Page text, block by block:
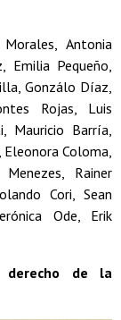
Antonia
Emilia Pequeño,
Gonzálo Díaz,
Rojas, Luis
Mauricio Barría,
Coloma,
Rainer
Cori, Sean
Ode, Erik
derecho de la